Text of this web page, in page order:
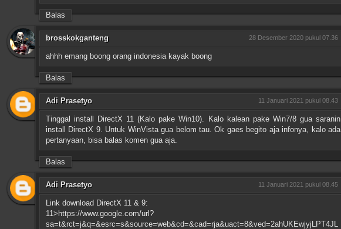
Balas
brosskokganteng 28 Desember 2020 pukul 07.36
ahhh emang boong orang indonesia kayak boong
Balas
Adi Prasetyo 11 Januari 2021 pukul 08.43
Tinggal install DirectX 11 (Kalo pake Win10). Kalo kalean pake Win7/8 gua saranin
install DirectX 9. Untuk WinVista gua belom tau. Ok gaes begito aja infonya, kalo ada
pertanyaan, bisa balas komen gua aja.
Balas
Adi Prasetyo 11 Januari 2021 pukul 08.45
Link download DirectX 11 & 9:
11>https://www.google.com/url?
sa=t&rct=j&q=&esrc=s&source=web&cd=&cad=rja&uact=8&ved=2ahUKEwjyjLPT4JL